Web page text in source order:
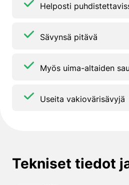
Helposti
Sävynsä pitävä
Myös uima-altaiden
Useita vakiovärisävyjä
Tekniset tiedot